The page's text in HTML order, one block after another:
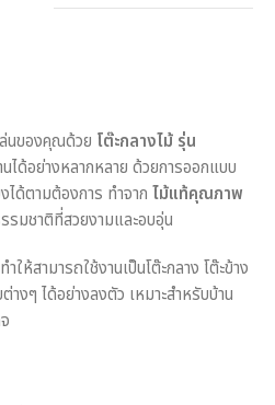
นของคุณด้วย โต๊ะกลางไม้ รุ่น
ได้อย่างหลากหลาย ด้วยการออกแบบ
ได้ตามต้องการ ทำจาก ไม้แท้คุณภาพ
มชาติที่สวยงามและอบอุ่น
ทำให้สามารถใช้งานเป็นโต๊ะกลาง โต๊ะข้าง
งๆ ได้อย่างลงตัว เหมาะสำหรับบ้าน